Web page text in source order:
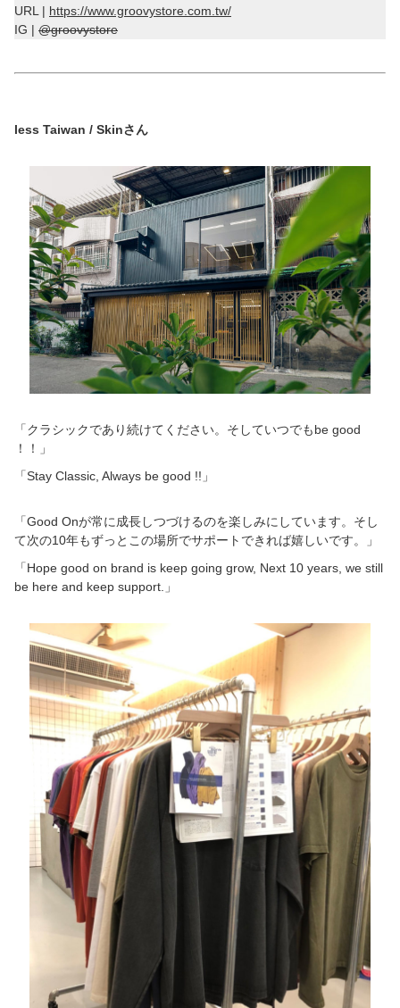
URL | https://www.groovystore.com.tw/
IG | @groovystore
less Taiwan / Skinさん
「クラシックであり続けてください。そしていつでもbe good
！！」
「Stay Classic, Always be good !!」
「Good Onが常に成長しつづけるのを楽しみにしています。そし
て次の10年もずっとこの場所でサポートできれば嬉しいです。」
「Hope good on brand is keep going grow, Next 10 years, we still
be here and keep support.」